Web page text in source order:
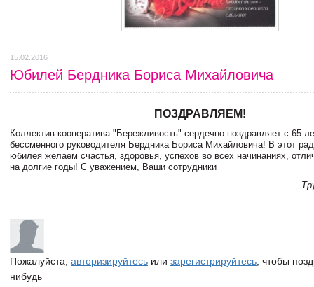
15.02.2016
Юбилей Бердника Бориса Михайловича
ПОЗДРАВЛЯЕМ!
Коллектив кооператива "Бережливость" сердечно поздравляет с 65-
бессменного руководителя Бердника Бориса Михайловича! В этот
юбилея желаем счастья, здоровья, успехов во всех начинаниях,
на долгие годы! С уважением, Ваши сотрудники
Пожалуйста, авторизируйтесь или зарегистрируйтесь , чтобы
нибудь